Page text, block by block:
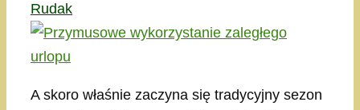
Rudak
A skoro właśnie zaczyna się tradycyjny sezon